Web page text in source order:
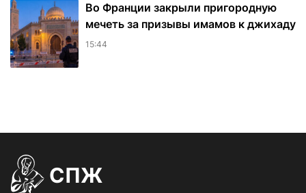
Во Франции закрыли пригородную
мечеть за призывы имамов к джихаду
15:44
СПЖ